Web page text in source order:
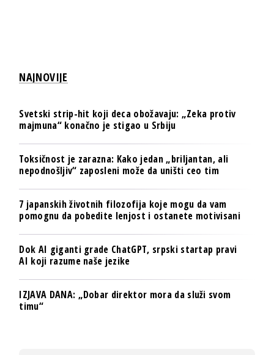
NAJNOVIJE
Svetski strip-hit koji deca obožavaju: „Zeka protiv
majmuna“ konačno je stigao u Srbiju
Toksičnost je zarazna: Kako jedan „briljantan, ali
nepodnošljiv“ zaposleni može da uništi ceo tim
7 japanskih životnih filozofija koje mogu da vam
pomognu da pobedite lenjost i ostanete motivisani
Dok AI giganti grade ChatGPT, srpski startap pravi
AI koji razume naše jezike
IZJAVA DANA: „Dobar direktor mora da služi svom
timu“